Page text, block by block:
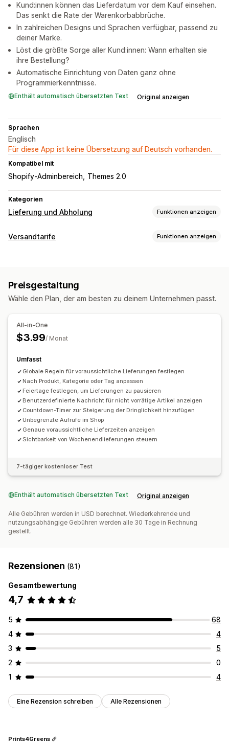
Kund:innen können das Lieferdatum vor dem Kauf einsehen.
Das senkt die Rate der Warenkorbabbrüche.
In zahlreichen Designs und Sprachen verfügbar, passend zu
deiner Marke.
Löst die größte Sorge aller Kund:innen: Wann erhalten sie
ihre Bestellung?
Automatische Einrichtung von Daten ganz ohne
Programmierkenntnisse.
Enthält automatisch übersetzten Text Original anzeigen
Sprachen
Englisch
Für diese App ist keine Übersetzung auf Deutsch vorhanden.
Kompatibel mit
Shopify-Adminbereich Themes 2.0
Kategorien
Lieferung und Abholung Funktionen anzeigen
Zustellungsoptionen
Abholoptionen
Vorbereitungszeiten
Planung Zeitfenster
ETAs
Versandtarife Funktionen anzeigen
Anpassung
Preisgestaltung
Wähle den Plan, der am besten zu deinem Unternehmen passt.
All-in-One
$3.99/ Monat
Umfasst
Globale Regeln für voraussichtliche Lieferungen festlegen
Nach Produkt, Kategorie oder Tag anpassen
Feiertage festlegen, um Lieferungen zu pausieren
Benutzerdefinierte Nachricht für nicht vorrätige Artikel anzeigen
Countdown-Timer zur Steigerung der Dringlichkeit hinzufügen
Unbegrenzte Aufrufe im Shop
Genaue voraussichtliche Lieferzeiten anzeigen
Sichtbarkeit von Wochenendlieferungen steuern
7-tägiger kostenloser Test
Enthält automatisch übersetzten Text Original anzeigen
Alle Gebühren werden in USD berechnet. Wiederkehrende und
nutzungsabhängige Gebühren werden alle 30 Tage in Rechnung
gestellt.
Rezensionen (81)
Gesamtbewertung
4,7
5
68
4
4
3
5
2
0
1
4
Eine Rezension schreiben Alle Rezensionen
Prints4Greens